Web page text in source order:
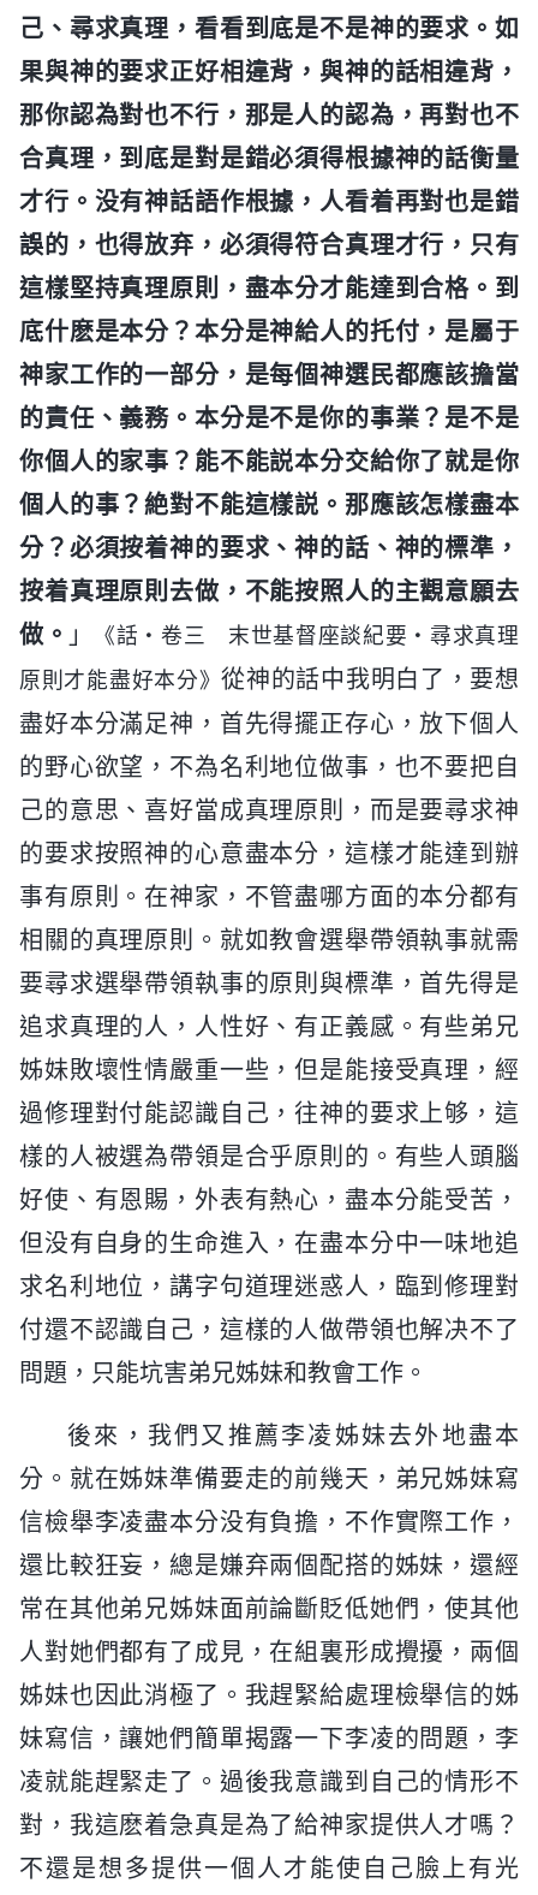
己、尋求真理，看看到底是不是神的要求。如
果與神的要求正好相違背，與神的話相違背，
那你認為對也不行，那是人的認為，再對也不
合真理，到底是對是錯必須得根據神的話衡量
才行。没有神話語作根據，人看着再對也是錯
誤的，也得放弃，必須得符合真理才行，只有
這樣堅持真理原則，盡本分才能達到合格。到
底什麽是本分？本分是神給人的托付，是屬于
神家工作的一部分，是每個神選民都應該擔當
的責任、義務。本分是不是你的事業？是不是
你個人的家事？能不能説本分交給你了就是你
個人的事？絶對不能這樣説。那應該怎樣盡本
分？必須按着神的要求、神的話、神的標準，
按着真理原則去做，不能按照人的主觀意願去
做。 」
《話・卷三 末世基督座談紀要・尋求真理
原則才能盡好本分》從神的話中我明白了，要想
盡好本分滿足神，首先得擺正存心，放下個人
的野心欲望，不為名利地位做事，也不要把自
己的意思、喜好當成真理原則，而是要尋求神
的要求按照神的心意盡本分，這樣才能達到辦
事有原則。在神家，不管盡哪方面的本分都有
相關的真理原則。就如教會選舉帶領執事就需
要尋求選舉帶領執事的原則與標準，首先得是
追求真理的人，人性好、有正義感。有些弟兄
姊妹敗壞性情嚴重一些，但是能接受真理，經
過修理對付能認識自己，往神的要求上够，這
樣的人被選為帶領是合乎原則的。有些人頭腦
好使、有恩賜，外表有熱心，盡本分能受苦，
但没有自身的生命進入，在盡本分中一味地追
求名利地位，講字句道理迷惑人，臨到修理對
付還不認識自己，這樣的人做帶領也解决不了
問題，只能坑害弟兄姊妹和教會工作。
後來，我們又推薦李凌姊妹去外地盡本
分。就在姊妹準備要走的前幾天，弟兄姊妹寫
信檢舉李凌盡本分没有負擔，不作實際工作，
還比較狂妄，總是嫌弃兩個配搭的姊妹，還經
常在其他弟兄姊妹面前論斷貶低她們，使其他
人對她們都有了成見，在組裏形成攪擾，兩個
姊妹也因此消極了。我趕緊給處理檢舉信的姊
妹寫信，讓她們簡單揭露一下李凌的問題，李
凌就能趕緊走了。過後我意識到自己的情形不
對，我這麽着急真是為了給神家提供人才嗎？
不還是想多提供一個人才能使自己臉上有光